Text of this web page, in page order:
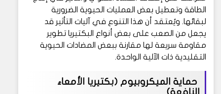
الطاقة وتعطيل بعض العمليات الحيوية الضرورية
لبقائها. ويُعتقد أن هذا التنوع في آليات التأثير قد
يجعل من الصعب على بعض أنواع البكتيريا تطوير
مقاومة سريعة لها مقارنة ببعض المضادات الحيوية
التقليدية ذات الآلية الواحدة.
حماية الميكروبيوم (بكتيريا الأمعاء
النافعة)